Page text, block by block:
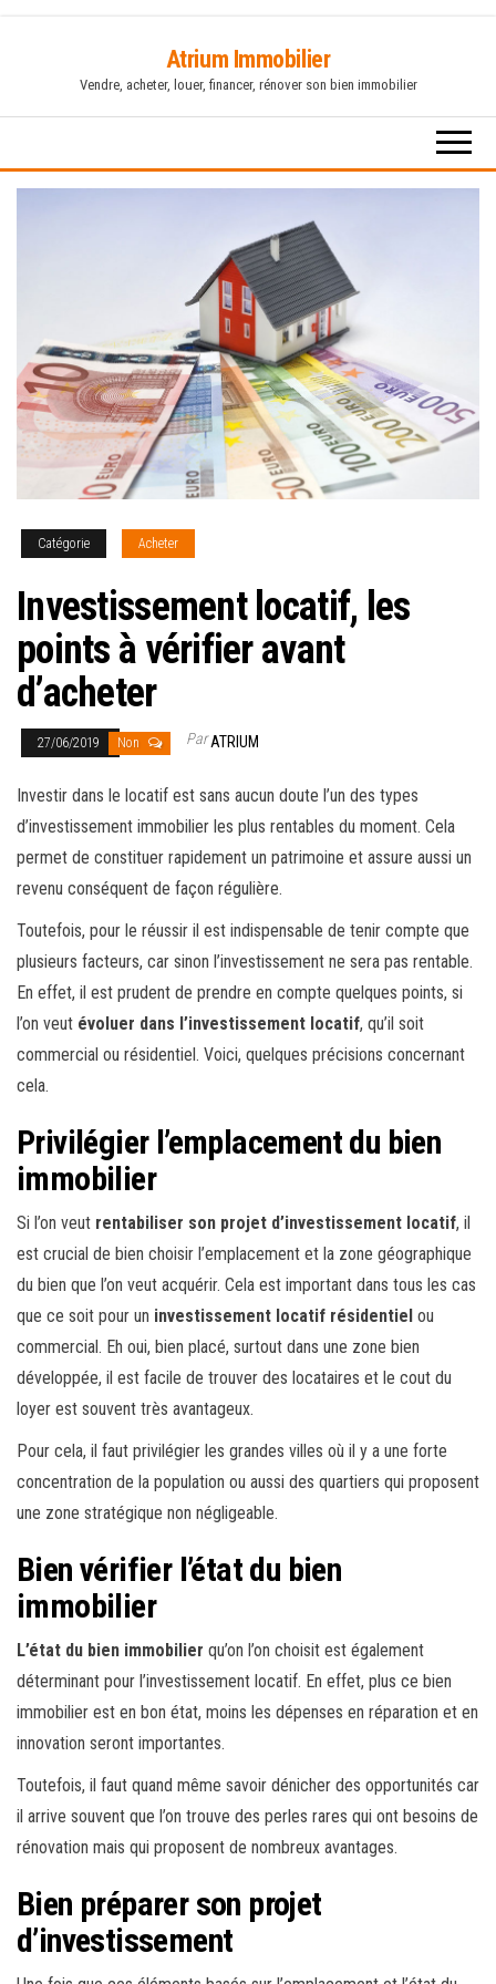
content
Atrium Immobilier
Vendre, acheter, louer, financer, rénover son bien immobilier
Catégorie Acheter
Investissement locatif, les
points à vérifier avant
d’acheter
27/06/2019 Non ParATRIUM
Investir dans le locatif est sans aucun doute l’un des types
d’investissement immobilier les plus rentables du moment. Cela
permet de constituer rapidement un patrimoine et assure aussi un
revenu conséquent de façon régulière.
Toutefois, pour le réussir il est indispensable de tenir compte que
plusieurs facteurs, car sinon l’investissement ne sera pas rentable.
En effet, il est prudent de prendre en compte quelques points, si
l’on veut évoluer dans l’investissement locatif, qu’il soit
commercial ou résidentiel. Voici, quelques précisions concernant
cela.
Privilégier l’emplacement du bien
immobilier
Si l’on veut rentabiliser son projet d’investissement locatif, il
est crucial de bien choisir l’emplacement et la zone géographique
du bien que l’on veut acquérir. Cela est important dans tous les cas
que ce soit pour un investissement locatif résidentiel ou
commercial. Eh oui, bien placé, surtout dans une zone bien
développée, il est facile de trouver des locataires et le cout du
loyer est souvent très avantageux.
Pour cela, il faut privilégier les grandes villes où il y a une forte
concentration de la population ou aussi des quartiers qui proposent
une zone stratégique non négligeable.
Bien vérifier l’état du bien
immobilier
L’état du bien immobilier qu’on l’on choisit est également
déterminant pour l’investissement locatif. En effet, plus ce bien
immobilier est en bon état, moins les dépenses en réparation et en
innovation seront importantes.
Toutefois, il faut quand même savoir dénicher des opportunités car
il arrive souvent que l’on trouve des perles rares qui ont besoins de
rénovation mais qui proposent de nombreux avantages.
Bien préparer son projet
d’investissement